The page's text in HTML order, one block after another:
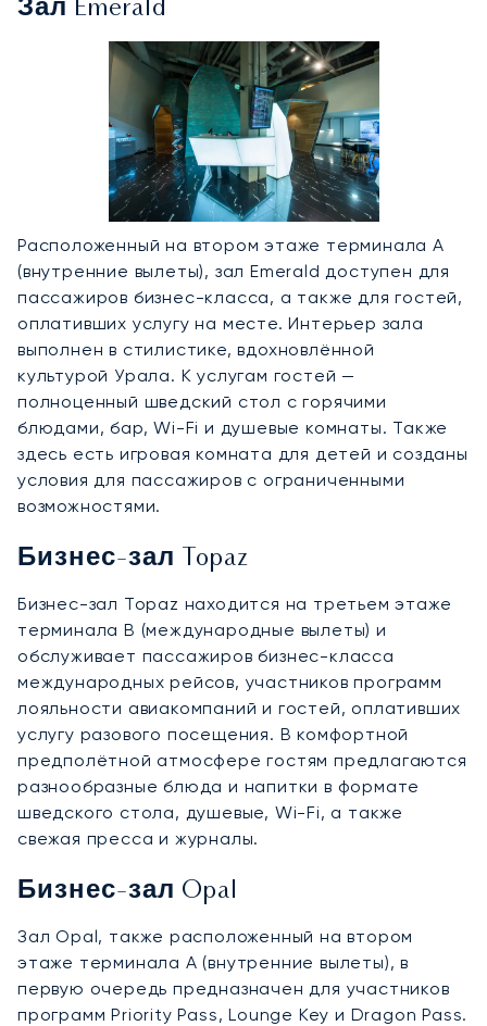
Зал Emerald
Расположенный на втором этаже терминала А
(внутренние вылеты), зал Emerald доступен для
пассажиров бизнес-класса, а также для гостей,
оплативших услугу на месте. Интерьер зала
выполнен в стилистике, вдохновлённой
культурой Урала. К услугам гостей —
полноценный шведский стол с горячими
блюдами, бар, Wi-Fi и душевые комнаты. Также
здесь есть игровая комната для детей и созданы
условия для пассажиров с ограниченными
возможностями.
Бизнес-зал Topaz
Бизнес-зал Topaz находится на третьем этаже
терминала B (международные вылеты) и
обслуживает пассажиров бизнес-класса
международных рейсов, участников программ
лояльности авиакомпаний и гостей, оплативших
услугу разового посещения. В комфортной
предполётной атмосфере гостям предлагаются
разнообразные блюда и напитки в формате
шведского стола, душевые, Wi-Fi, а также
свежая пресса и журналы.
Бизнес-зал Opal
Зал Opal, также расположенный на втором
этаже терминала А (внутренние вылеты), в
первую очередь предназначен для участников
программ Priority Pass, Lounge Key и Dragon Pass.